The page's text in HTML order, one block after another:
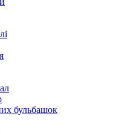
бульбашок